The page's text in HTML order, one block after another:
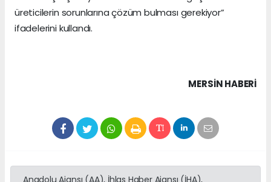
üreticilerin sorunlarına çözüm bulması gerekiyor”
ifadelerini kullandı.
MERSIN HABERİ
Anadolu Ajansı (AA), İhlas Haber Ajansı (İHA),